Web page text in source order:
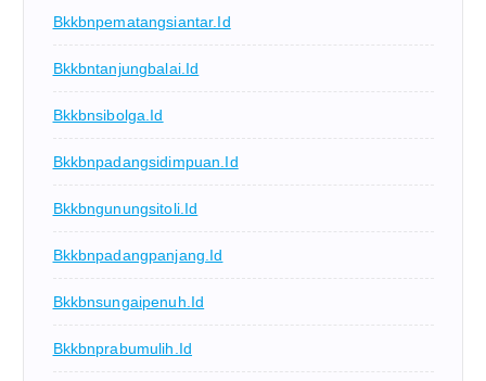
Bkkbnpematangsiantar.id
Bkkbntanjungbalai.id
Bkkbnsibolga.id
Bkkbnpadangsidimpuan.id
Bkkbngunungsitoli.id
Bkkbnpadangpanjang.id
Bkkbnsungaipenuh.id
Bkkbnprabumulih.id